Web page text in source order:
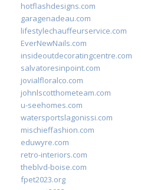
hotflashdesigns.com
garagenadeau.com
lifestylechauffeurservice.com
EverNewNails.com
insideoutdecoratingcentre.com
salvatoresinpoint.com
jovialfloralco.com
johnlscotthometeam.com
u-seehomes.com
watersportslagonissi.com
mischieffashion.com
eduwyre.com
retro-interiors.com
theblvd-boise.com
fpet2023.org